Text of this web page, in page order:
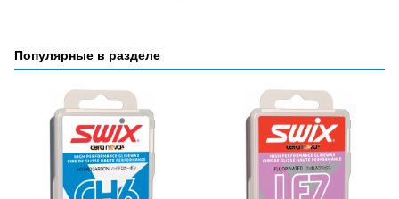
Популярные в разделе